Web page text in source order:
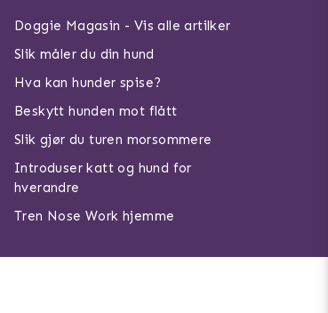
Doggie Magasin - Vis alle artilker
Slik måler du din hund
Hva kan hunder spise?
Beskytt hunden mot flått
Slik gjør du turen morsommere
Introduser katt og hund for
hverandre
Tren Nose Work hjemme